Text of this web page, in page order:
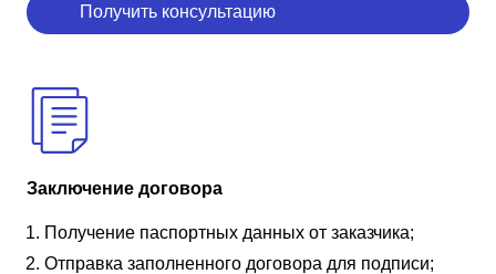
Получить консультацию
Заключение договора
Получение паспортных данных от заказчика;
Отправка заполненного договора для подписи;